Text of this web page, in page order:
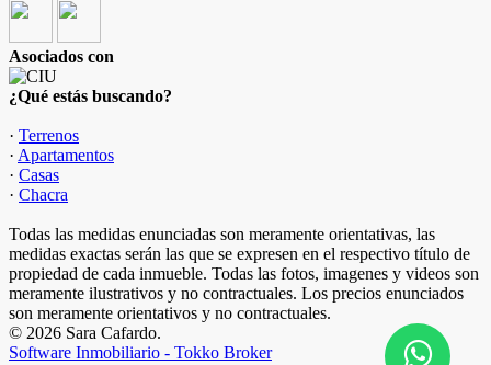
Asociados con
¿Qué estás buscando?
· Terrenos
· Apartamentos
· Casas
· Chacra
Todas las medidas enunciadas son meramente orientativas, las
medidas exactas serán las que se expresen en el respectivo título de
propiedad de cada inmueble. Todas las fotos, imagenes y videos son
meramente ilustrativos y no contractuales. Los precios enunciados
son meramente orientativos y no contractuales.
© 2026 Sara Cafardo.
Software Inmobiliario - Tokko Broker